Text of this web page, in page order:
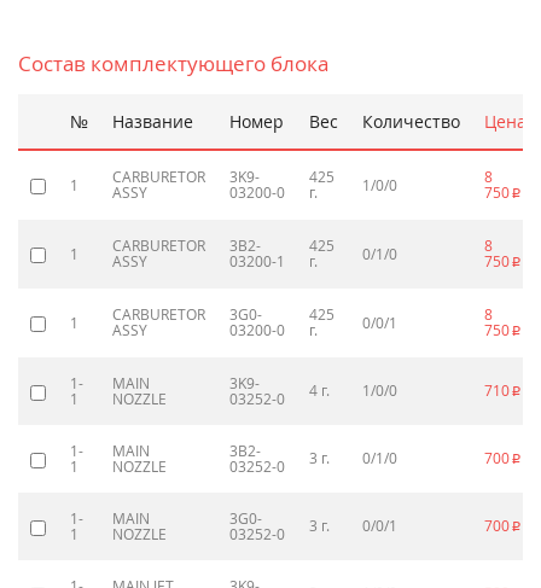
Состав комплектующего блока
№ Название Номер Вес Количество Цена
1
CARBURETOR
ASSY
3K9-
03200-0
425
г.
1/0/0
8
750 p
1
CARBURETOR
ASSY
3B2-
03200-1
425
г.
0/1/0
8
750 p
1
CARBURETOR
ASSY
3G0-
03200-0
425
г.
0/0/1
8
750 p
1-
1
MAIN
NOZZLE
3K9-
03252-0
4 г. 1/0/0 710 p
1-
1
MAIN
NOZZLE
3B2-
03252-0
3 г. 0/1/0 700 p
1-
1
MAIN
NOZZLE
3G0-
03252-0
3 г. 0/0/1 700 p